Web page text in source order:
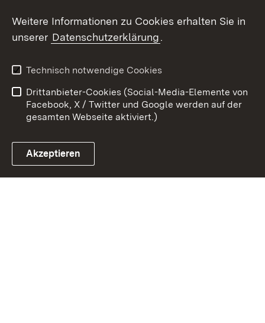
Link zum Landesportal
Barrierefreiheit
Benutzungshinweise
Impressum
Cookies
Weitere Informationen zu Cookies erhalten Sie in
unserer Datenschutzerklärung.
Technisch notwendige Cookies
Drittanbieter-Cookies (Social-Media-Elemente von
Facebook, X / Twitter und Google werden auf der
gesamten Webseite aktiviert.)
Akzeptieren